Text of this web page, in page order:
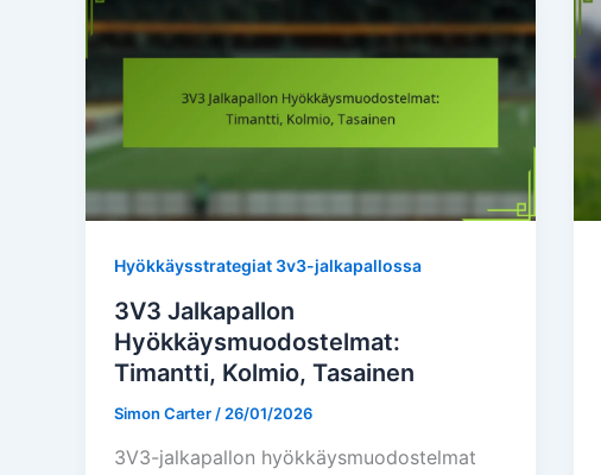
Hyökkäysstrategiat 3v3-jalkapallossa
3V3 Jalkapallon
Hyökkäysmuodostelmat:
Timantti, Kolmio, Tasainen
Simon Carter / 26/01/2026
3V3-jalkapallon hyökkäysmuodostelmat